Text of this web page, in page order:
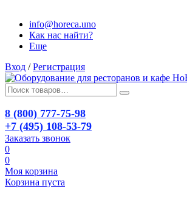
info@horeca.uno
Как нас найти?
Еще
Вход / Регистрация
8 (800) 777-75-98
+7 (495) 108-53-79
Заказать звонок
0
0
Моя корзина
Корзина пуста